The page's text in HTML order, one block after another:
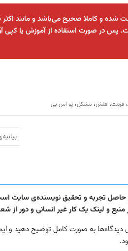
و کاملا صحیح می‌باشد و مانند اکثر
در صورت استفاده از آموزش یا کپی
، فرمت، فلش، مشکل، یو اس بی
حاصل تجربه و تحقیق نویسنده‌ی سایت
و لینک یک کار غیر انسانی و دور از